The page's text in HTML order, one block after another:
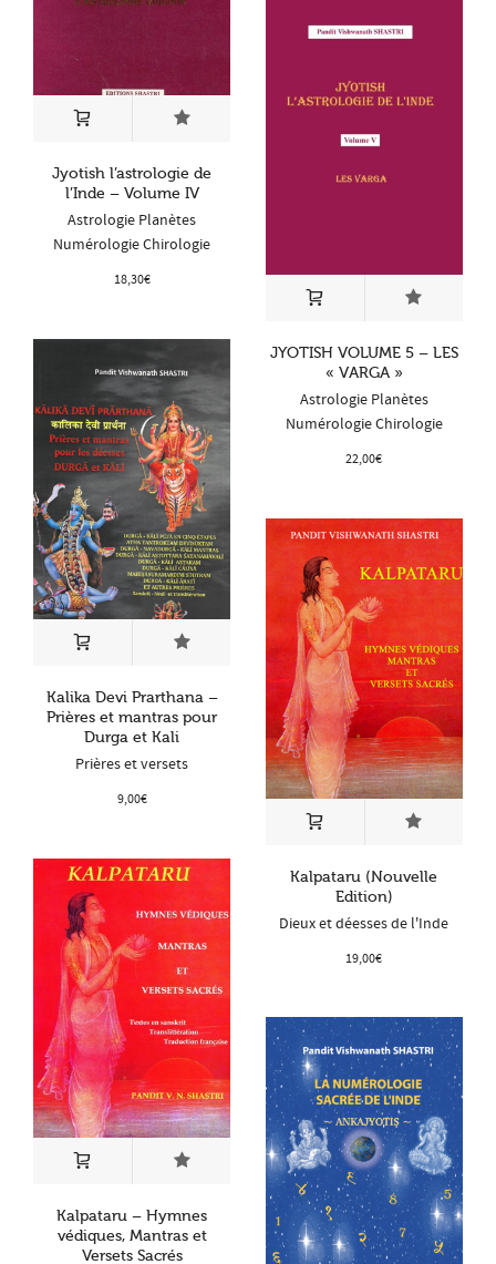
Jyotish l’astrologie de
l’Inde – Volume IV
Astrologie Planètes
Numérologie Chirologie
18,30€
JYOTISH VOLUME 5 – LES
« VARGA »
Astrologie Planètes
Numérologie Chirologie
22,00€
Kalika Devi Prarthana –
Prières et mantras pour
Durga et Kali
Prières et versets
9,00€
Kalpataru (Nouvelle
Edition)
Dieux et déesses de l'Inde
19,00€
Kalpataru – Hymnes
védiques, Mantras et
Versets Sacrés